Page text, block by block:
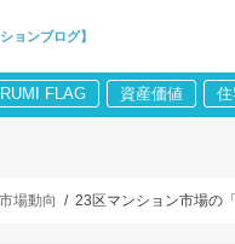
ョンブログ】
FLAG 資産価値
場動向 23区マンション市場の